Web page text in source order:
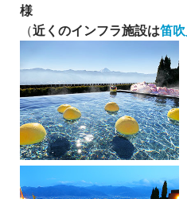
様
（近くのインフラ施設は笛